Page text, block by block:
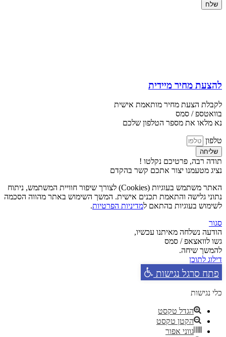
שלח
להצעת מחיר מיידית
לקבלת הצעת מחיר מותאמת אישית
בוואטספ / סמס
נא מלאו את מספר הטלפון שלכם
טלפון
שליחה
תודה רבה, פרטיכם נקלטו !
נציג מטעמנו יצור אתכם קשר בהקדם
האתר משתמש בעוגיות (Cookies) לצורך שיפור חוויית המשתמש, ניתוח
נתוני גלישה והתאמת תכנים אישית. המשך השימוש באתר מהווה הסכמה
לשימוש בעוגיות בהתאם למדיניות הפרטיות.
סגור
הודעה נשלחה מאיתנו עכשיו,
גשו לוואצאפ / סמס
להמשך שיחה.
דילוג לתוכן
פתח סרגל נגישות
כלי נגישות
הגדל טקסט
הקטן טקסט
גווני אפור